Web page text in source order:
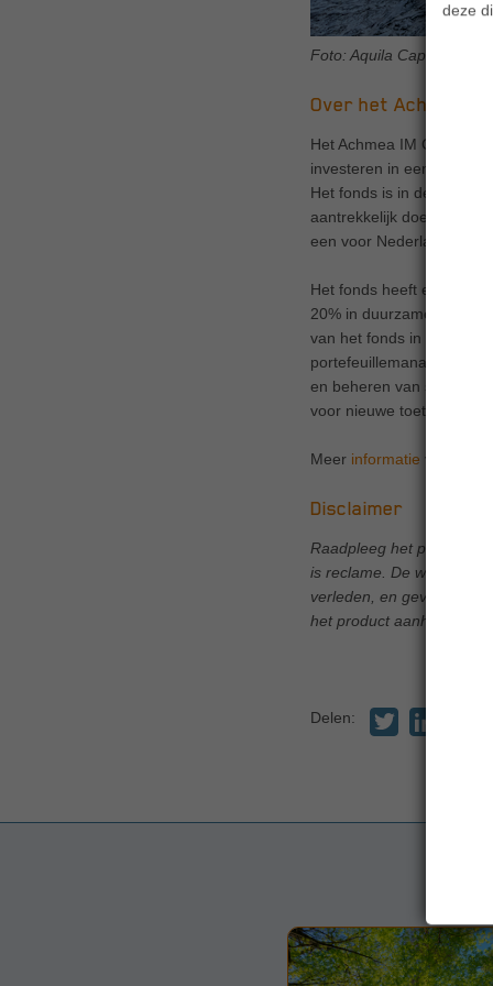
deze
Foto: Aquila Capital
Over het Achmea
Het Achmea IM Climate
investeren in een goed
Het fonds is in december
aantrekkelijk
een voor Nederlandse
Het fonds heeft een
20% in duurzame
van het fonds in plaats
portefeuillemanagement
en beheren van schone
voor nieuwe toetreders.
Meer informatie vindt u
Disclaimer
Raadpleeg het
is reclame. De
verleden, en geven geen
het product aanhoudt.
Delen: